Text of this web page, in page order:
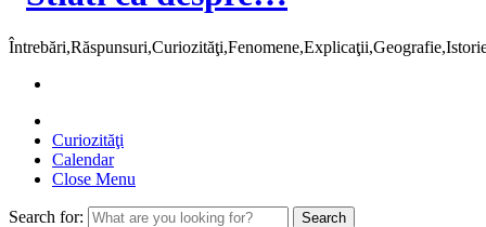
Curiozităţi
Calendar
Close Menu
Search for: